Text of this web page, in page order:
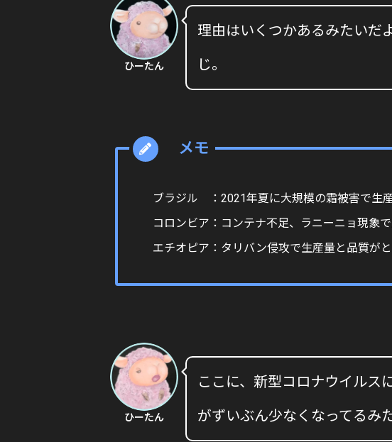
ひーたん
理由はいくつかあるみたいだ
じ。
ブラジル ：2021年夏に大規模の霜被害で生
コロンビア：コンテナ不足、ラニーニョ現象
エチオピア：タリバン侵攻で生産量と品質が
ひーたん
ここに、新型コロナウイルス
がずいぶん少なくなってるみ